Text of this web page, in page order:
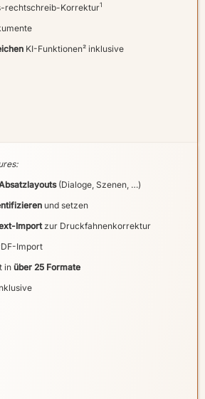
rechtschreib-Korrektur1
KI-Funktionen² inklusive
(Dialoge, Szenen, …)
und setzen
Importzur Druckfahnenkorrektur
Import
in über 25 Formate